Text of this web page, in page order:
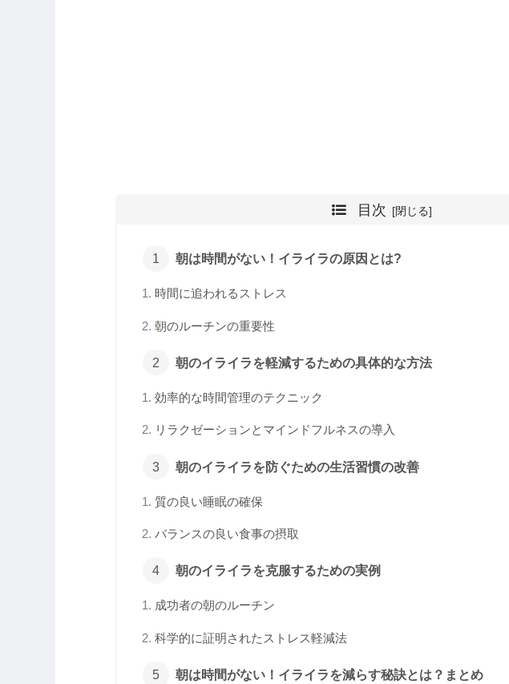
目次
朝は時間がない！イライラの原因とは?
時間に追われるストレス
朝のルーチンの重要性
朝のイライラを軽減するための具体的な方法
効率的な時間管理のテクニック
リラクゼーションとマインドフルネスの導入
朝のイライラを防ぐための生活習慣の改善
質の良い睡眠の確保
バランスの良い食事の摂取
朝のイライラを克服するための実例
成功者の朝のルーチン
科学的に証明されたストレス軽減法
朝は時間がない！イライラを減らす秘訣とは？まとめ